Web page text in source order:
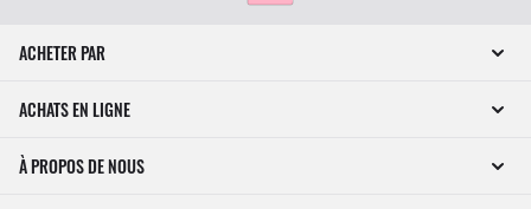
ACHETER PAR
ACHATS EN LIGNE
À PROPOS DE NOUS